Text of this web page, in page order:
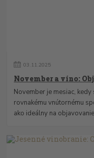
03. 11.2025
November a víno:
November je mesiac,
rovnakému vnútornému
ako ideálny na